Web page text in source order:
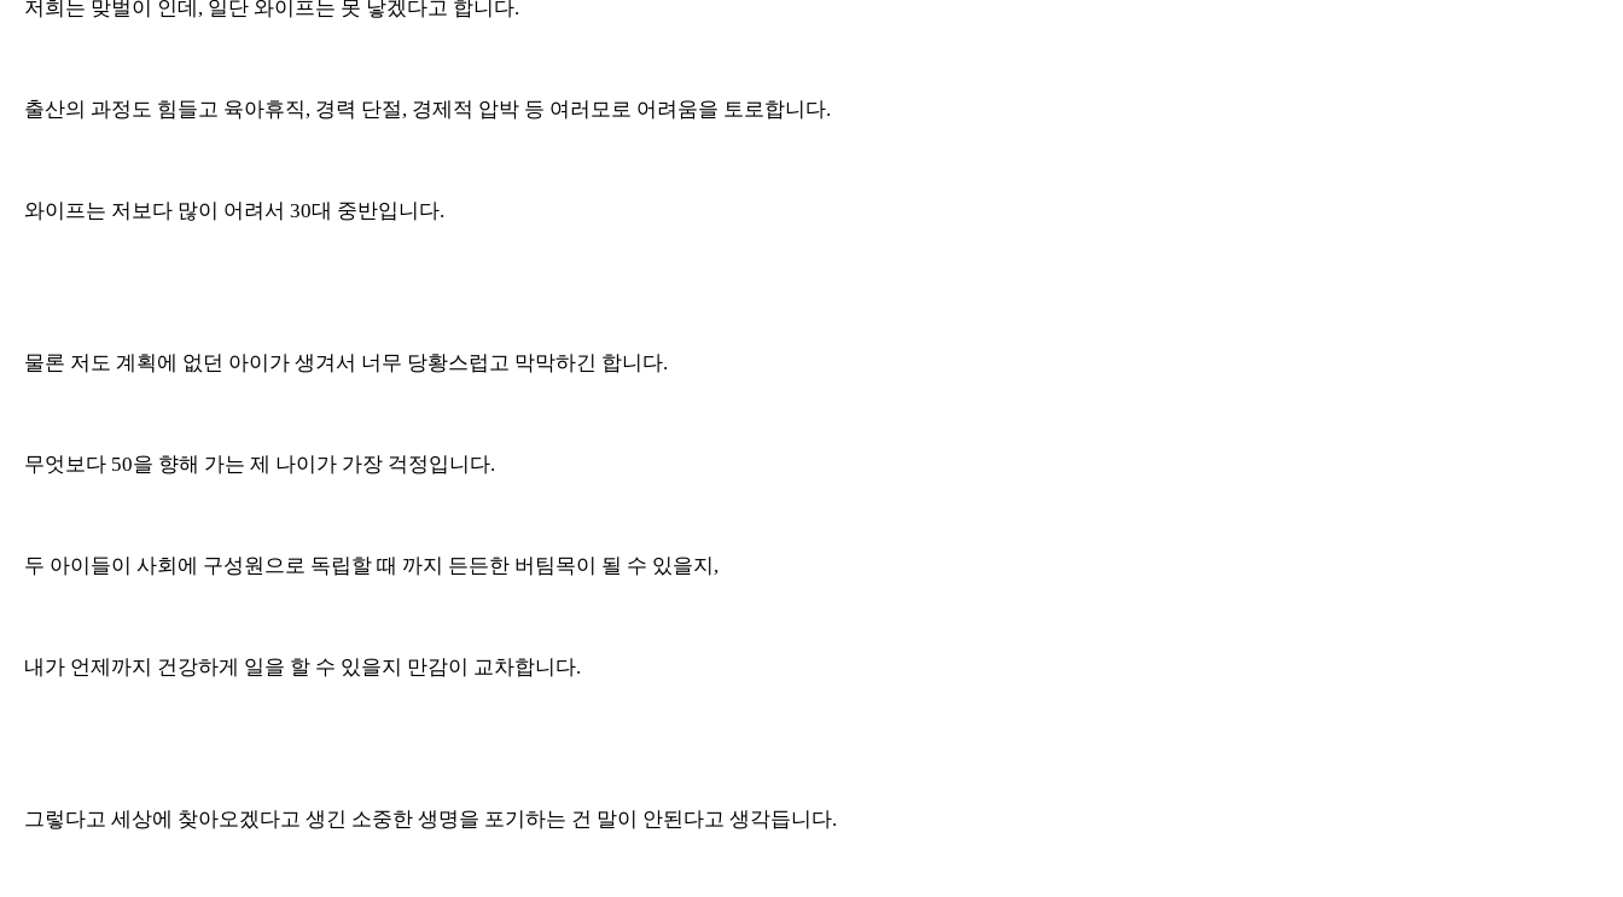
저희는 맞벌이 인데, 일단 와이프는 못 낳겠다고 합니다.
출산의 과정도 힘들고 육아휴직, 경력 단절, 경제적 압박 등 여러모로 어려움을 토로합니다.
와이프는 저보다 많이 어려서 30대 중반입니다.
물론 저도 계획에 없던 아이가 생겨서 너무 당황스럽고 막막하긴 합니다.
무엇보다 50을 향해 가는 제 나이가 가장 걱정입니다.
두 아이들이 사회에 구성원으로 독립할 때 까지 든든한 버팀목이 될 수 있을지,
내가 언제까지 건강하게 일을 할 수 있을지 만감이 교차합니다.
그렇다고 세상에 찾아오겠다고 생긴 소중한 생명을 포기하는 건 말이 안된다고 생각듭니다.